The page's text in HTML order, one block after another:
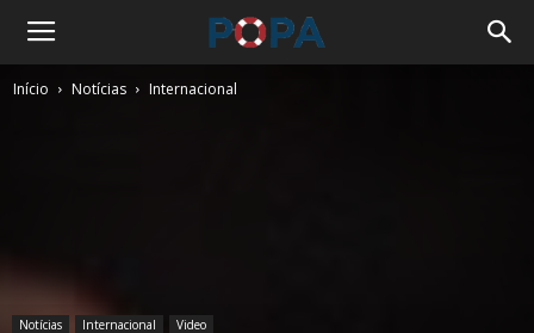
Início Notícias Internacional
Notícias Internacional Video